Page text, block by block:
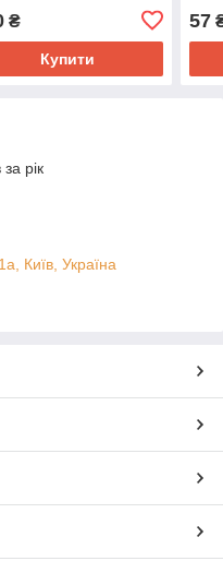
₴
Купити
57
рік
Київ, Україна